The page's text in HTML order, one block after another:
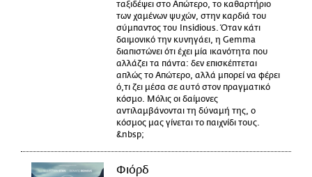
ταξιδέψει στο Απώτερο, το καθαρτήριο
των χαμένων ψυχών, στην καρδιά του
σύμπαντος του Insidious. Όταν κάτι
δαιμονικό την κυνηγάει, η Gemma
διαπιστώνει ότι έχει μία ικανότητα που
αλλάζει τα πάντα: δεν επισκέπτεται
απλώς το Απώτερο, αλλά μπορεί να φέρει
ό,τι ζει μέσα σε αυτό στον πραγματικό
κόσμο. Μόλις οι δαίμονες
αντιλαμβάνονται τη δύναμή της, ο
κόσμος μας γίνεται το παιχνίδι τους.
&nbsp;
Φιόρδ